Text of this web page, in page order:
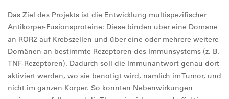
Das Ziel des Projekts ist die Entwicklung multispezifischer
Antikörper-Fusionsproteine: Diese binden über eine Domäne
an ROR2 auf Krebszellen und über eine oder mehrere weitere
Domänen an bestimmte Rezeptoren des Immunsystems (z. B.
TNF-Rezeptoren). Dadurch soll die Immunantwort genau dort
aktiviert werden, wo sie benötigt wird, nämlich im Tumor, und
nicht im ganzen Körper. So könnten Nebenwirkungen